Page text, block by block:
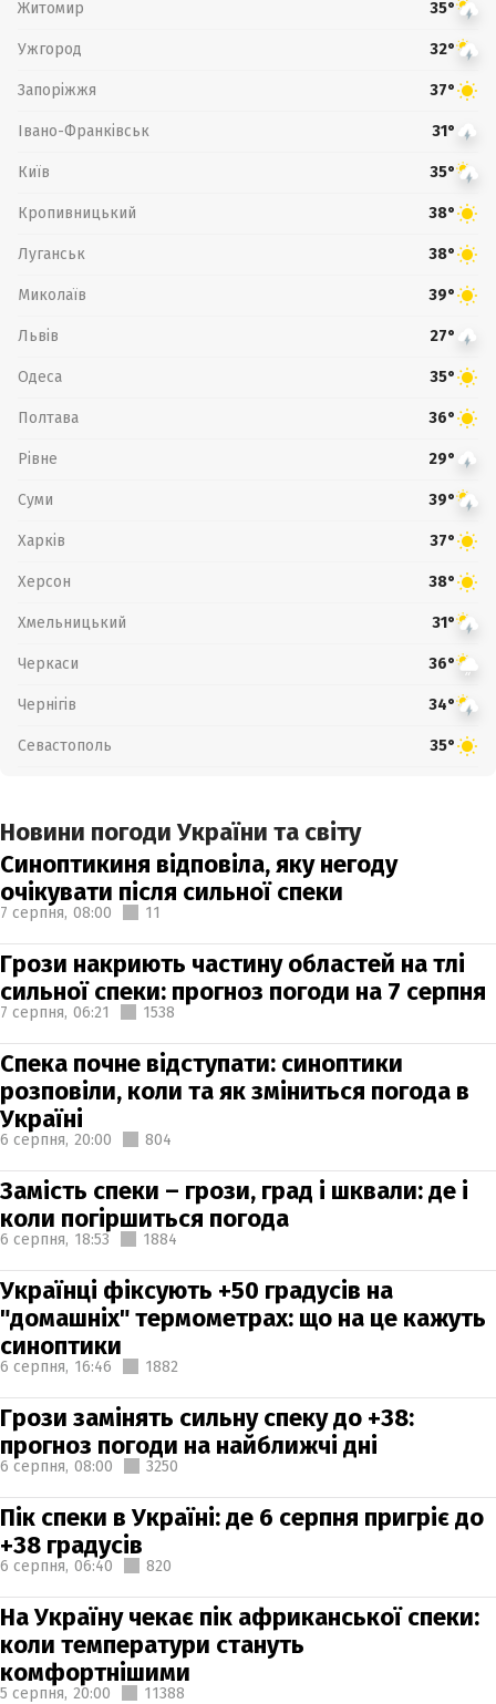
Житомир 35°
Ужгород 32°
Запоріжжя 37°
Івано-Франківськ 31°
Київ 35°
Кропивницький 38°
Луганськ 38°
Миколаїв 39°
Львів 27°
Одеса 35°
Полтава 36°
Рівне 29°
Суми 39°
Харків 37°
Херсон 38°
Хмельницький 31°
Черкаси 36°
Чернігів 34°
Севастополь 35°
Новини погоди України та світу
Синоптикиня відповіла, яку негоду
очікувати після сильної спеки
7 серпня, 08:00 11
Грози накриють частину областей на тлі
сильної спеки: прогноз погоди на 7 серпня
7 серпня, 06:21 1538
Спека почне відступати: синоптики
розповіли, коли та як зміниться погода в
Україні
6 серпня, 20:00 804
Замість спеки – грози, град і шквали: де і
коли погіршиться погода
6 серпня, 18:53 1884
Українці фіксують +50 градусів на
"домашніх" термометрах: що на це кажуть
синоптики
6 серпня, 16:46 1882
Грози замінять сильну спеку до +38:
прогноз погоди на найближчі дні
6 серпня, 08:00 3250
Пік спеки в Україні: де 6 серпня пригріє до
+38 градусів
6 серпня, 06:40 820
На Україну чекає пік африканської спеки:
коли температури стануть
комфортнішими
5 серпня, 20:00 11388